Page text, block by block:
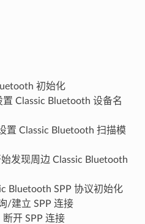
初始化
Classic Bluetooth 设备名
置 Classic Bluetooth 扫描模
发现周边 Classic Bluetooth
Bluetooth SPP 协议初始化
/建立 SPP 连接
断开 SPP 连接